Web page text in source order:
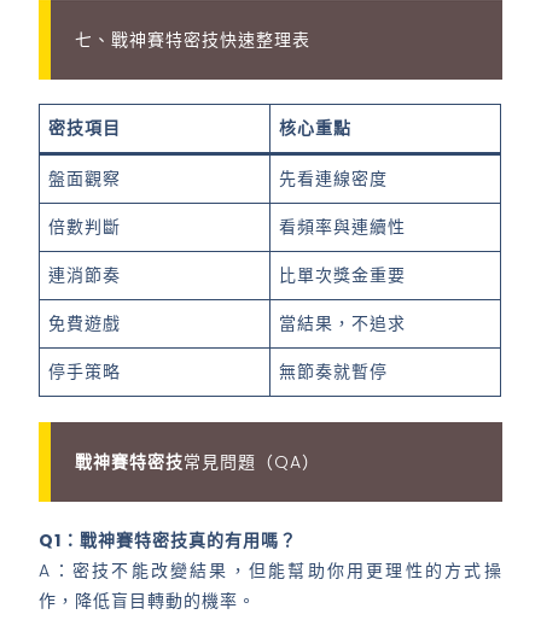
七、戰神賽特密技快速整理表
密技項目 核心重點
盤面觀察
先看連線密度
倍數判斷
看頻率與連續性
連消節奏
比單次獎金重要
免費遊戲
當結果，不追求
停手策略
無節奏就暫停
戰神賽特密技常見問題（QA）
Q1：戰神賽特密技真的有用嗎？
A：密技不能改變結果，但能幫助你用更理性的方式操
作，降低盲目轉動的機率。